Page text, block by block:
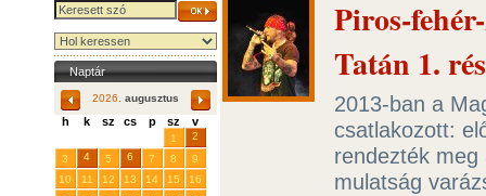
Naptár
2026. augusztus
h k sz cs p sz v
1
2
3
4 5 6 7 8
9
10
11 12 13 14 15
16
Piros-
Tatán 1.
2013-ban a
csatlakozott:
rendezték meg
mulatság